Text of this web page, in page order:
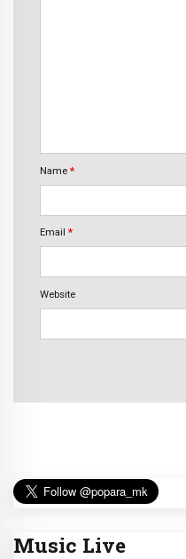
Name *
Email *
Website
Music Live